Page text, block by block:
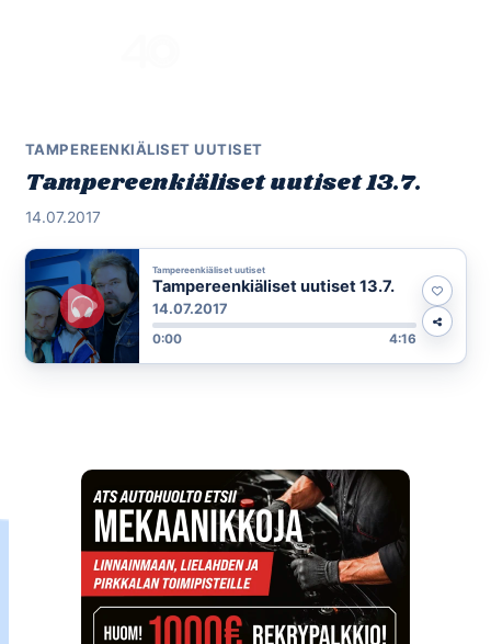
TAMPEREENKIÄLISET UUTISET
Tampereenkiäliset uutiset 13.7.
14.07.2017
Tampereenkiäliset uutiset
Tampereenkiäliset uutiset 13.7.
14.07.2017
0:00 4:16